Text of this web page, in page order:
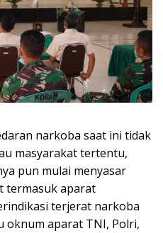
narkoba saat ini tidak
masyarakat tertentu,
pun mulai menyasar
termasuk aparat
terjerat narkoba
oknum aparat TNI, Polri,